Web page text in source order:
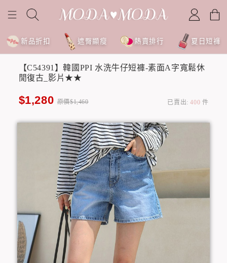
新品折扣 遮臀顯瘦 熱賣排行 夏日短褲
【C54391】韓國PPI 水洗牛仔短褲-素面A字寬鬆休
閒復古_影片★★
$1,280 原價$1,460 已賣出:400 件